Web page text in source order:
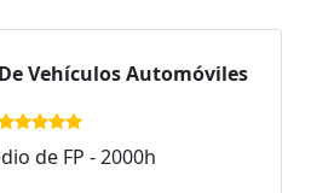
Vehículos Automóviles
de FP - 2000h